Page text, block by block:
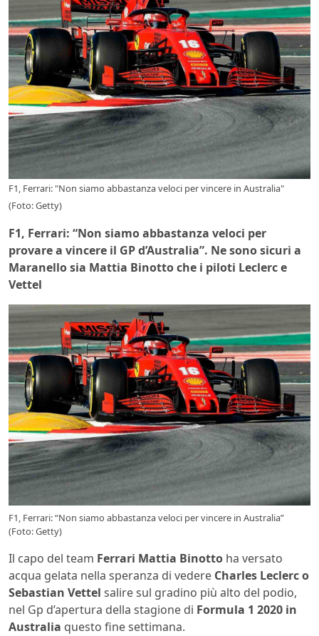
F1, Ferrari: "Non siamo abbastanza veloci per vincere in Australia"
(Foto: Getty)
F1, Ferrari: “Non siamo abbastanza veloci per
provare a vincere il GP d’Australia”. Ne sono sicuri a
Maranello sia Mattia Binotto che i piloti Leclerc e
Vettel
F1, Ferrari: “Non siamo abbastanza veloci per vincere in Australia”
(Foto: Getty)
Il capo del team Ferrari Mattia Binotto ha versato
acqua gelata nella speranza di vedere Charles Leclerc o
Sebastian Vettel salire sul gradino più alto del podio,
nel Gp d’apertura della stagione di Formula 1 2020 in
Australia questo fine settimana.